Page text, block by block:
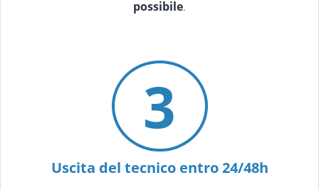
possibile.
3
Uscita del tecnico entro 24/48h